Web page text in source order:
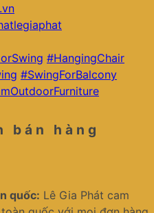
#HangingChair
#SwingForBalcony
bán hàng
quốc: Lê Gia Phát cam